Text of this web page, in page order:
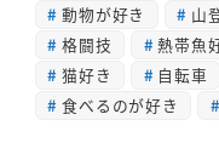
動物が好き
山
格闘技
熱帯魚
猫好き
自転車
食べるのが好き